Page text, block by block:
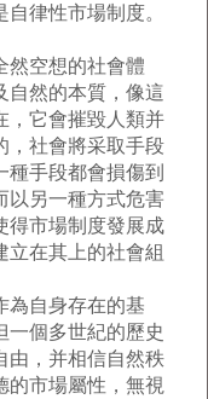
律性市場制度。
然空想的社會體
自然的本質，像這
，它會摧毀人類并
，社會將采取手段
種手段都會損傷到
以另一種方式危害
得市場制度發展成
立在其上的社會組
為自身存在的基
一個多世紀的歷史
由，并相信自然秩
的市場屬性，無視